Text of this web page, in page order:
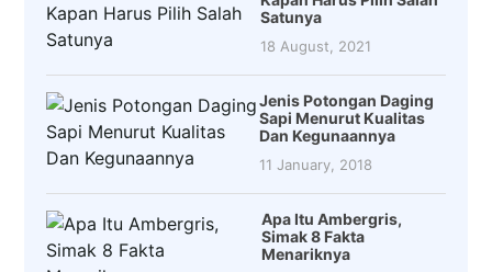
Satunya
18 August, 2021
Jenis Potongan Daging
Sapi Menurut Kualitas
Dan Kegunaannya
11 January, 2018
Apa Itu Ambergris,
Simak 8 Fakta
Menariknya